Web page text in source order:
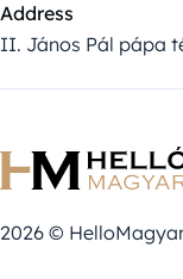
Address
II. János Pál pápa
2026 ©